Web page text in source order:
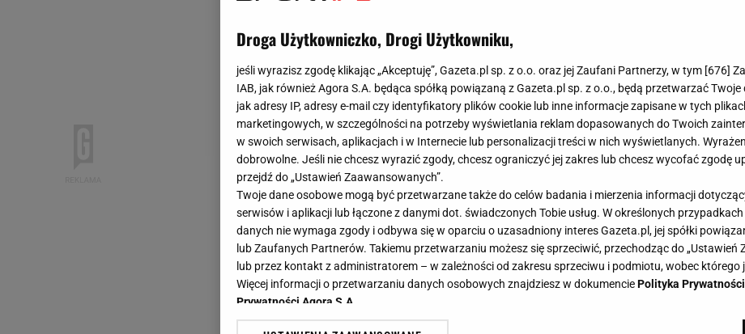
Droga Użytkowniczko, Drogi Użytkowniku,
jeśli wyrazisz zgodę klikając „Akceptuję”, Gazeta.pl sp. z o.o. oraz jej Zaufani Partnerzy, w tym [676]
IAB, jak również Agora S.A. będąca spółką powiązaną z Gazeta.pl sp. z o.o., będą przetwarzać
jak adresy IP, adresy e-mail czy identyfikatory plików cookie lub inne informacje zapisane w tych
marketingowych, w szczególności na potrzeby wyświetlania reklam dopasowanych do Twoich
w swoich serwisach, aplikacjach i w Internecie lub personalizacji treści w nich wyświetlanych.
dobrowolne. Jeśli nie chcesz wyrazić zgody, chcesz ograniczyć jej zakres lub chcesz wycofać zgodę
przejdź do „Ustawień Zaawansowanych”.
Twoje dane osobowe mogą być przetwarzane także do celów badania i mierzenia informacji
serwisów i aplikacji lub łączone z danymi dot. świadczonych Tobie usług. W określonych
danych nie wymaga zgody i odbywa się w oparciu o uzasadniony interes Gazeta.pl, jej spółki
lub Zaufanych Partnerów. Takiemu przetwarzaniu możesz się sprzeciwić, przechodząc do „Ustawień
lub przez kontakt z administratorem – w zależności od zakresu sprzeciwu i podmiotu, wobec którego
Więcej informacji o przetwarzaniu danych osobowych znajdziesz w dokumenciePolityka
Prywatności Agora S.A.